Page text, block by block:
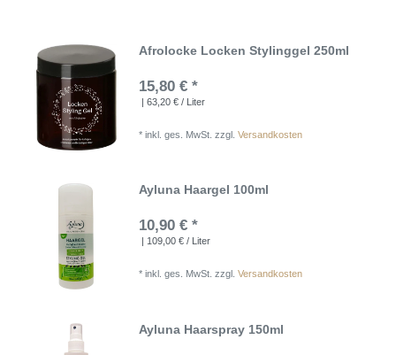
Afrolocke Locken Stylinggel 250ml
15,80 € *
| 63,20 € / Liter
*inkl. ges. MwSt. zzgl.Versandkosten
Ayluna Haargel 100ml
10,90 € *
| 109,00 € / Liter
*inkl. ges. MwSt. zzgl.Versandkosten
Ayluna Haarspray 150ml